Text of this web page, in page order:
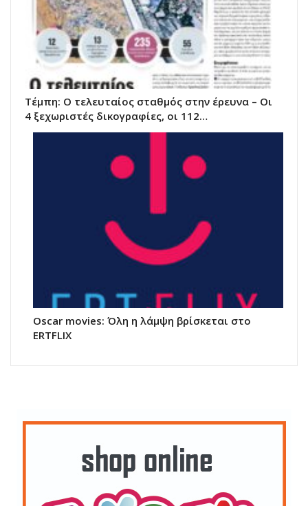
Τέμπη: Ο τελευταίος σταθμός στην έρευνα – Οι
4 ξεχωριστές δικογραφίες, οι 112…
Oscar movies: Όλη η λάμψη βρίσκεται στο
ERTFLIX